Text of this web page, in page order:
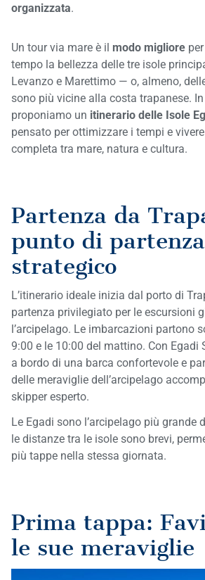
organizzata.
Un tour via mare è il modo migliore
tempo la bellezza delle tre isole
Levanzo e Marettimo — o, almeno,
sono più vicine alla costa trapanese.
proponiamo un itinerario delle Isole
pensato per ottimizzare i tempi e vivere
completa tra mare, natura e cultura.
Partenza da
punto di partenza
strategico
L’itinerario ideale inizia dal porto di
partenza privilegiato per le escursioni
l’arcipelago. Le imbarcazioni partono
9:00 e le 10:00 del mattino. Con Egadi
a bordo di una barca confortevole e
delle meraviglie dell’arcipelago
skipper esperto.
Le Egadi sono l’arcipelago più grande
le distanze tra le isole sono brevi,
più tappe nella stessa giornata.
Prima tappa:
le sue meraviglie